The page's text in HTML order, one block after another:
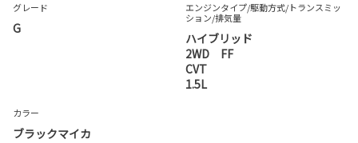
グレード
G
エンジンタイプ/駆動方式/トランスミッ
ション/排気量
ハイブリッド
2WD FF
CVT
1.5L
カラー
ブラックマイカ